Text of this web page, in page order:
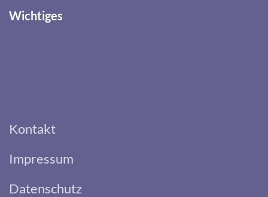
Wichtiges
Kontakt
Impressum
Datenschutz